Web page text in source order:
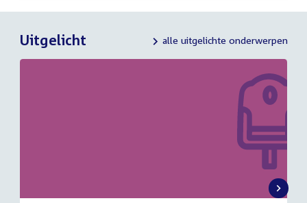
Uitgelicht alle uitgelichte onderwerpen